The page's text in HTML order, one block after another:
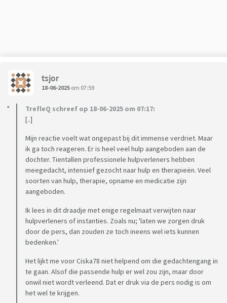
tsjor
18-06-2025 om 07:59
TrefleQ schreef op 18-06-2025 om 07:17:
[..]
Mijn reactie voelt wat ongepast bij dit immense verdriet. Maar
ik ga toch reageren. Er is heel veel hulp aangeboden aan de
dochter. Tientallen professionele hulpverleners hebben
meegedacht, intensief gezocht naar hulp en therapieën. Veel
soorten van hulp, therapie, opname en medicatie zijn
aangeboden.
Ik lees in dit draadje met enige regelmaat verwijten naar
hulpverleners of instanties. Zoals nu; 'laten we zorgen druk
door de pers, dan zouden ze toch ineens wel iets kunnen
bedenken.'
Het lijkt me voor Ciska78 niet helpend om die gedachtengang in
te gaan. Alsof die passende hulp er wel zou zijn, maar door
onwil niet wordt verleend. Dat er druk via de pers nodig is om
het wel te krijgen.